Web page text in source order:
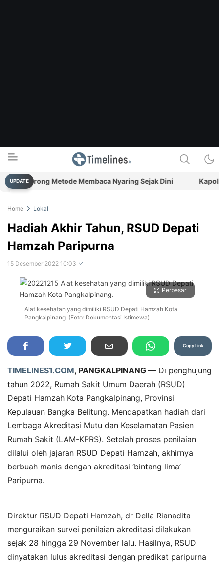
Timelines.id
Media Literasi, Sejarah & Budaya
UPDATE
Dorong Metode Membaca Nyaring Sejak Dini Kapolda
Home Lokal
Hadiah Akhir Tahun, RSUD Depati
Hamzah Paripurna
15 Desember 2022 10:03
Perbesar
Alat kesehatan yang dimiliki RSUD Depati Hamzah Kota
Pangkalpinang. (Foto: Dokumentasi Istimewa)
Copy Link
TIMELINES1.COM, PANGKALPINANG — Di penghujung
tahun 2022, Rumah Sakit Umum Daerah (RSUD)
Depati Hamzah Kota Pangkalpinang, Provinsi
Kepulauan Bangka Belitung. Mendapatkan hadiah dari
Lembaga Akreditasi Mutu dan Keselamatan Pasien
Rumah Sakit (LAM-KPRS). Setelah proses penilaian
dilalui oleh jajaran RSUD Depati Hamzah, akhirnya
berbuah manis dengan akreditasi ‘bintang lima’
Paripurna.
Direktur RSUD Depati Hamzah, dr Della Rianadita
menguraikan survei penilaian akreditasi dilakukan
sejak 28 hingga 29 November lalu. Hasilnya, RSUD
dinyatakan lulus akreditasi dengan predikat paripurna